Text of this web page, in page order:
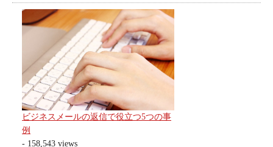
ビジネスメールの返信で役立つ5つの事
例
- 158,543 views